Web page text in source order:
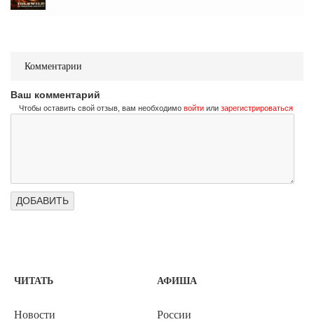
Комментарии
Ваш комментарий
Чтобы оставить свой отзыв, вам необходимо войти или зарегистрироваться
ЧИТАТЬ
Новости
АФИША
России